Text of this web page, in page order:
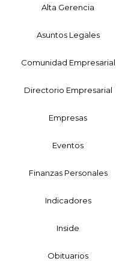
Alta Gerencia
Asuntos Legales
Comunidad Empresarial
Directorio Empresarial
Empresas
Eventos
Finanzas Personales
Indicadores
Inside
Obituarios